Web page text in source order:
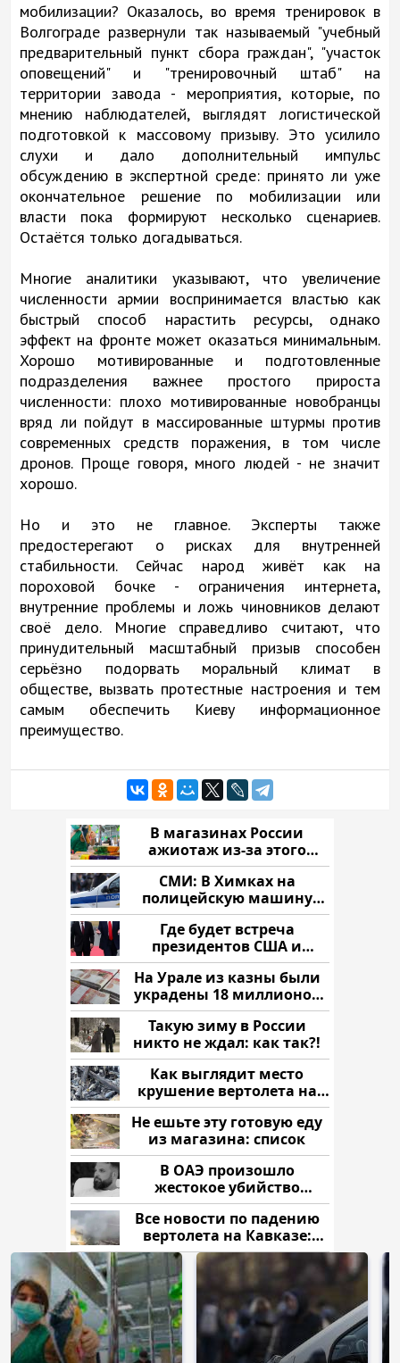
мобилизации? Оказалось, во время тренировок в
Волгограде развернули так называемый "учебный
предварительный пункт сбора граждан", "участок
оповещений" и "тренировочный штаб" на
территории завода - мероприятия, которые, по
мнению наблюдателей, выглядят логистической
подготовкой к массовому призыву. Это усилило
слухи и дало дополнительный импульс
обсуждению в экспертной среде: принято ли уже
окончательное решение по мобилизации или
власти пока формируют несколько сценариев.
Остаётся только догадываться.
Многие аналитики указывают, что увеличение
численности армии воспринимается властью как
быстрый способ нарастить ресурсы, однако
эффект на фронте может оказаться минимальным.
Хорошо мотивированные и подготовленные
подразделения важнее простого прироста
численности: плохо мотивированные новобранцы
вряд ли пойдут в массированные штурмы против
современных средств поражения, в том числе
дронов. Проще говоря, много людей - не значит
хорошо.
Но и это не главное. Эксперты также
предостерегают о рисках для внутренней
стабильности. Сейчас народ живёт как на
пороховой бочке - ограничения интернета,
внутренние проблемы и ложь чиновников делают
своё дело. Многие справедливо считают, что
принудительный масштабный призыв способен
серьёзно подорвать моральный климат в
обществе, вызвать протестные настроения и тем
самым обеспечить Киеву информационное
преимущество.
В магазинах России
ажиотаж из-за этого
продукта: что купить?
СМИ: В Химках на
полицейскую машину
напали и подожгли.
Где будет встреча
президентов США и
России: Европа?
На Урале из казны были
украдены 18 миллионов
рублей
Такую зиму в России
никто не ждал: как так?!
Как выглядит место
крушение вертолета на
Кавказе: смотреть
Не ешьте эту готовую еду
из магазина: список
В ОАЭ произошло
жестокое убийство
криптомиллионера
Все новости по падению
вертолета на Кавказе:
читать здесь